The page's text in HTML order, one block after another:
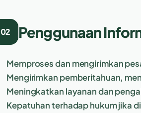
02 Penggunaan
Memproses dan mengirimkan
Mengirimkan pemberitahuan,
Meningkatkan layanan dan
Kepatuhan terhadap hukum jika